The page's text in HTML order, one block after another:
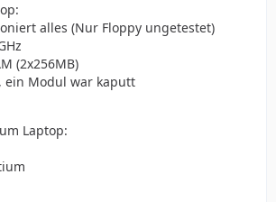
alles (Nur Floppy ungetestet)
(2x256MB)
ein Modul war kaputt
Laptop: